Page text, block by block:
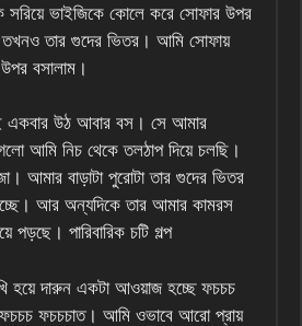
সরিয়ে ভাইজিকে কোলে করে সোফার উপর
তখনও তার গুদের ভিতর। আমি সোফায়
বসালাম।
একবার উঠ আবার বস। সে আমার
আমি নিচ থেকে তলঠাপ দিয়ে চলছি।
আমার বাড়াটা পুরোটা তার গুদের ভিতর
আর অন্যদিকে তার আমার কামরস
পড়ছে। পারিবারিক চটি গল্প
হয়ে দারুন একটা আওয়াজ হচ্ছে ফচচচ
ফচচচাত। আমি ওভাবে আরো প্রায়